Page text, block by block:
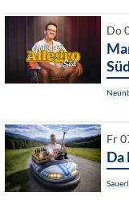
Do
Süd
Fr
Da